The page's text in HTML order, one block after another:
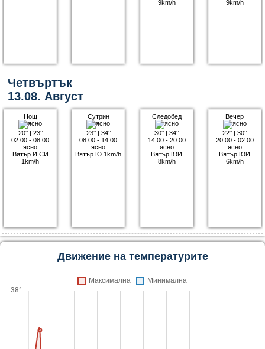
9km/h
9km/h
Четвъртък
13.08. Август
Нощ
20°| 23°
02:00 - 08:00
ясно
Вятър И СИ
1km/h
Сутрин
23°| 34°
08:00 - 14:00
ясно
Вятър Ю 1km/h
Следобед
30° |34°
14:00 - 20:00
ясно
Вятър ЮИ
8km/h
Вечер
22° |30°
20:00 - 02:00
ясно
Вятър ЮИ
6km/h
Движение на температурите